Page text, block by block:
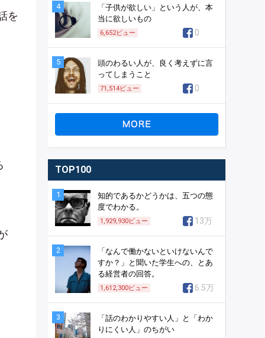
を
4
「子供が欲しい」という人が、本
当に欲しいもの
6,652ビュー 0
5
頭のわるい人が、良く考えずに言
ってしまうこと
71,514ビュー 0
TOP100
1
知的であるかどうかは、五つの態
度でわかる。
1,929,930ビュー 13万
2
「なんで働かないといけないんで
すか？」と聞いた学生への、とあ
る経営者の回答。
1,612,300ビュー 6.5万
3
「話のわかりやすい人」と「わか
りにくい人」のちがい